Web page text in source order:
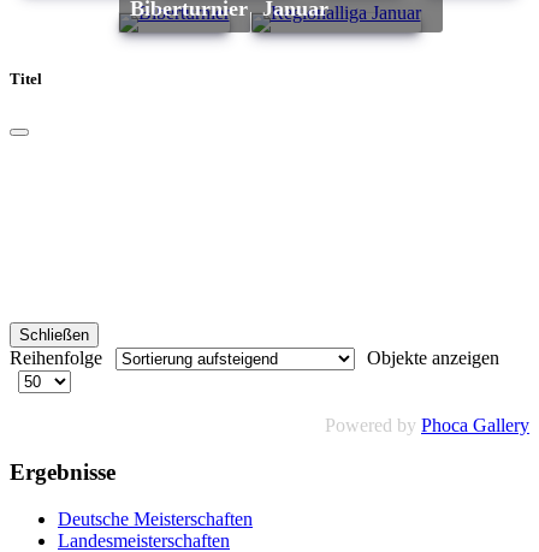
Biberturnier Januar
Titel
Schließen
Reihenfolge Objekte anzeigen
Powered by Phoca Gallery
Ergebnisse
Deutsche Meisterschaften
Landesmeisterschaften